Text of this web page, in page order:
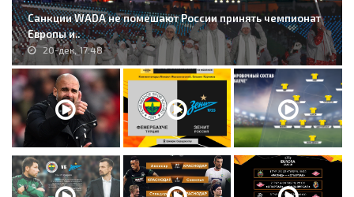
Санкции WADA не помешают России принять чемпионат
Европы и..
20-дек, 17:48